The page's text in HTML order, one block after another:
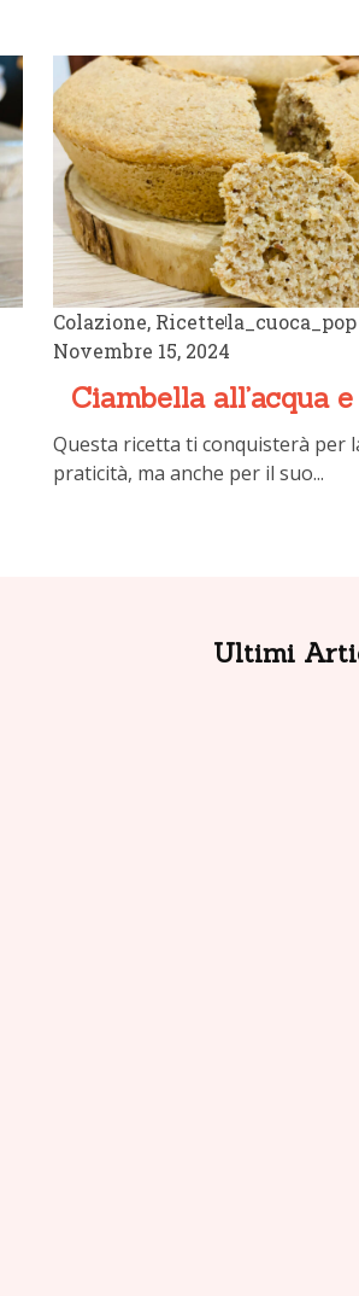
Colazione, Ricette
Novembre 15, 2024
Ciambella all’acqua
Questa ricetta ti conquisterà per
praticità, ma anche per il suo...
Ultimi